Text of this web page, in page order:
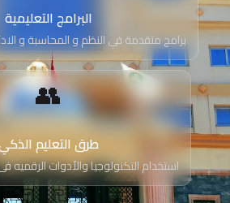
البرامج التعليمية
برامج متقدمة في النظم و المحاسبة و
👥
طرق التعليم
استخدام التكنولوجيا والأدوات الرقميه